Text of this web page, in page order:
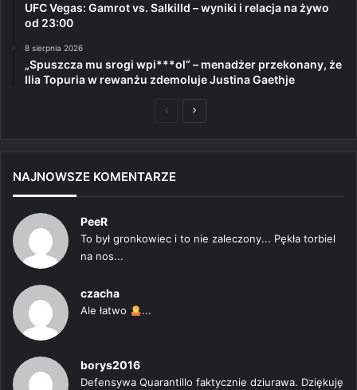
UFC Vegas: Gamrot vs. Salkilld – wyniki i relacja na żywo
od 23:00
8 sierpnia 2026
„Spuszcza mu srogi wpi***ol” – menadżer przekonany, że
Ilia Topuria w rewanżu zdemoluje Justina Gaethje
PoprzedniaNastępna
NAJNOWSZE KOMENTARZE
PeeR
To był gronkowiec i to nie zaleczony... Pękła torbiel
na nos...
czacha
Ale łatwo ...
borys2016
Defensywa Quarantillo faktycznie dziurawa. Dziękuję